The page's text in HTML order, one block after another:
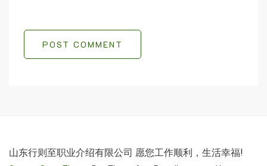
POST COMMENT
山东行则至职业介绍有限公司 愿您工作顺利，生活幸福!